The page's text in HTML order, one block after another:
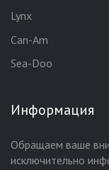
Lynx
Can-Am
Sea-Doo
Информация
Обращаем ваше
исключительно